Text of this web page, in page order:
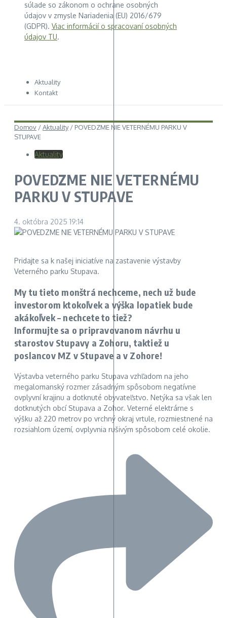
súlade so zákonom o ochrane osobných
údajov v zmysle Nariadenia (EU) 2016/679
(GDPR). Viac informácií o spracovaní osobných
údajov TU.
Aktuality
Kontakt
Domov /Aktuality/ POVEDZME NIE VETERNÉMU PARKU V
STUPAVE
Aktuality
POVEDZME NIE VETERNÉMU
PARKU V STUPAVE
4. októbra 2025 19:14
Pridajte sa k našej iniciatíve na zastavenie výstavby
Veterného parku Stupava.
My tu tieto monštrá nechceme, nech už bude
investorom ktokoľvek a výška lopatiek bude
akákoľvek – nechcete to tiež?
Informujte sa o pripravovanom návrhu u
starostov Stupavy a Zohoru, taktiež u
poslancov MZ v Stupave a v Zohore!
Výstavba veterného parku Stupava vzhľadom na jeho
megalomanský rozmer zásadným spôsobom negatívne
ovplyvní krajinu a dotknuté obyvateľstvo. Netýka sa však len
dotknutých obcí Stupava a Zohor. Veterné elektrárne s
výšku až 220 metrov po vrchný okraj vrtule, rozmiestnené na
rozsiahlom území, ovplyvnia rušivým spôsobom celé okolie.